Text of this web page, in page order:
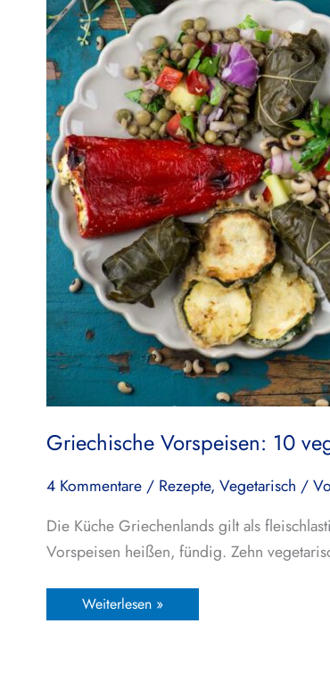
Griechische Vorspeisen: 10
4 Kommentare/ Rezepte, Vegetarisch /
Die Küche Griechenlands gilt als
Vorspeisen heißen, fündig. Zehn
Weiterlesen »